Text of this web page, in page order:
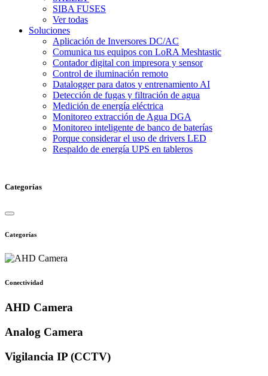
SIBA FUSES
Ver todas
Soluciones
Aplicación de Inversores DC/AC
Comunica tus equipos con LoRA Meshtastic
Contador digital con impresora y sensor
Control de iluminación remoto
Datalogger para datos y entrenamiento AI
Detección de fugas y filtración de agua
Medición de energía eléctrica
Monitoreo extracción de Agua DGA
Monitoreo inteligente de banco de baterías
Porque considerar el uso de drivers LED
Respaldo de energía UPS en tableros
Categorías
Categorías
Conectividad
AHD Camera
Analog Camera
Vigilancia IP (CCTV)